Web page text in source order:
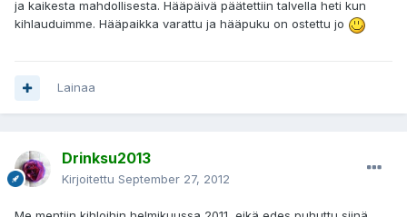
ja kaikesta mahdollisesta. Hääpäivä päätettiin talvella heti kun
kihlauduimme. Hääpaikka varattu ja hääpuku on ostettu jo
Lainaa
Drinksu2013
Kirjoitettu September 27, 2012